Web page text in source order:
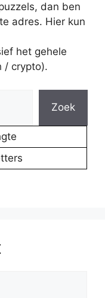
dan ben
adres. Hier kun
het gehele
/ crypto).
Zoek